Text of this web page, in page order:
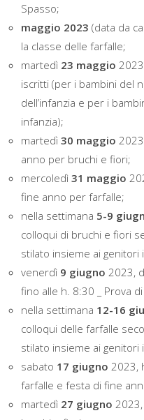
Spasso;
maggio 2023 (data da
la classe delle farfalle;
martedì 23 maggio
iscritti (per i bambini del
dell’infanzia e per i
infanzia);
martedì 30 maggio
anno per bruchi e fiori;
mercoledì 31 maggio
fine anno per farfalle;
nella settimana 5-9
colloqui di bruchi e fiori
stilato insieme ai genitori
venerdì 9 giugno 2023,
fino alle h. 8:30 _ Prova
nella settimana 12-16
colloqui delle farfalle
stilato insieme ai genitori
sabato 17 giugno 2023,
farfalle e festa di fine
martedì 27 giugno